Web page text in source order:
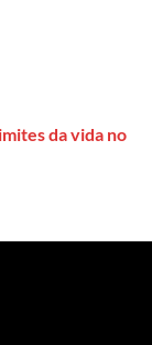
da vida no